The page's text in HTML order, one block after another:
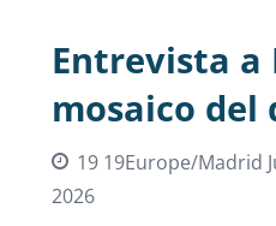
Entrevista a
mosaico del
19 19Europe/Madrid
2026